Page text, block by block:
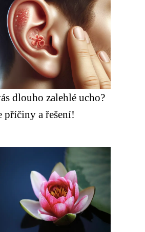
dlouho zalehlé ucho?
příčiny a řešení!